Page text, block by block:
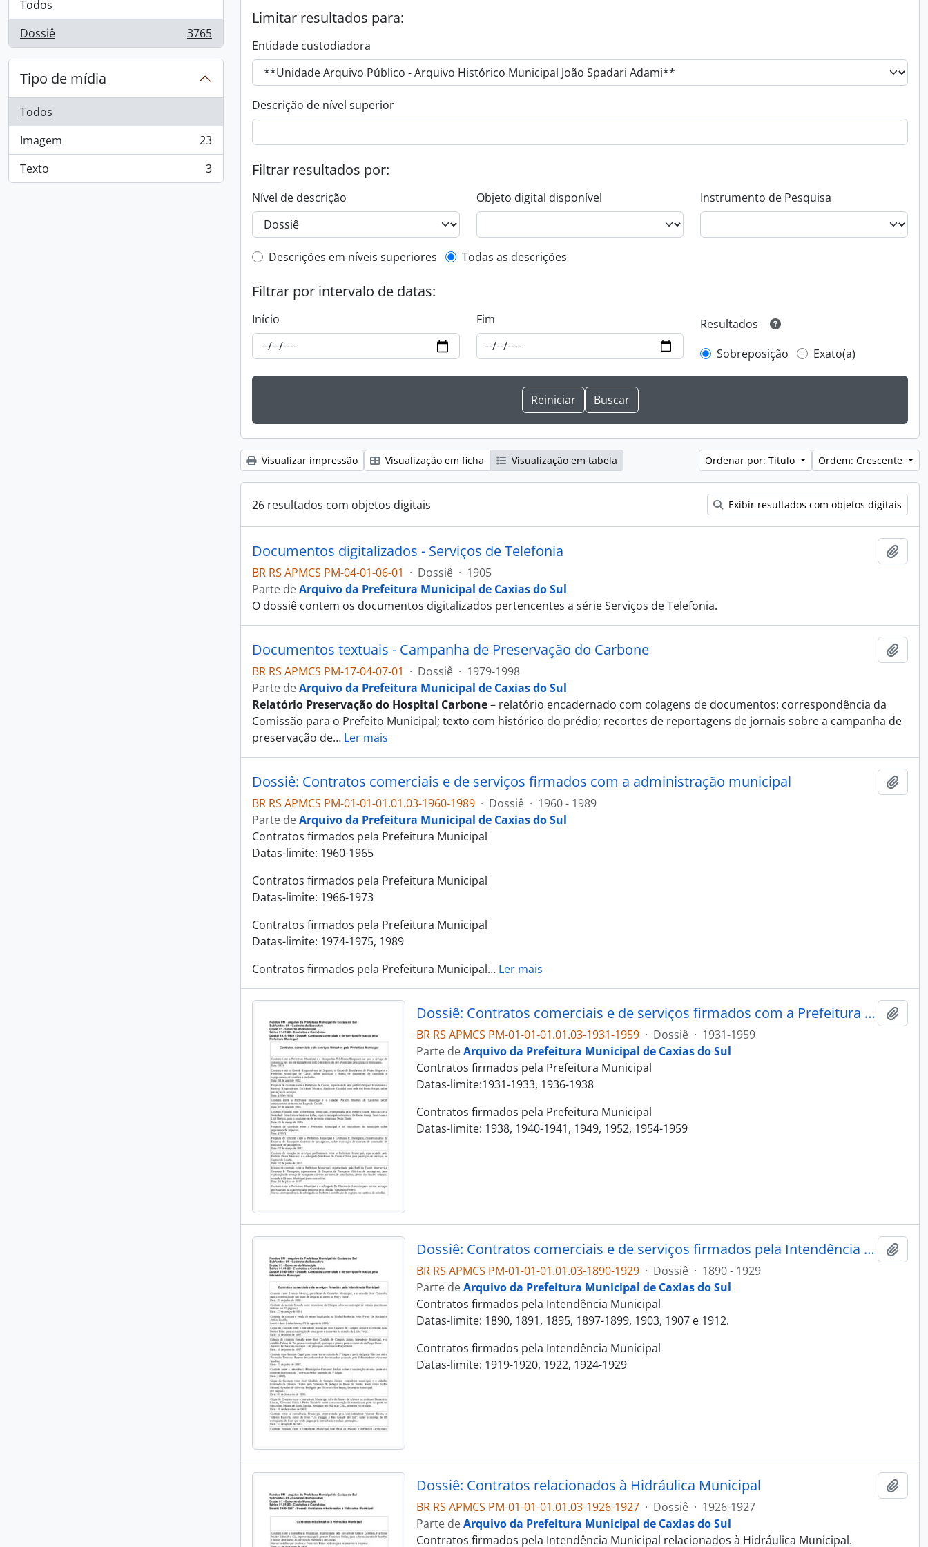
Todos
Dossiê
, 3765 resultados 3765
Tipo de mídia
Todos
Imagem
, 23 resultados
23
Texto
, 3 resultados 3
Limitar resultados para:
Entidade custodiadora
Descrição de nível superior
Filtrar resultados por:
Nível de descrição Objeto digital disponível Instrumento de Pesquisa
Filtro de descrição de nível superior
Descrições em níveis superiores Todas as descrições
Filtrar por intervalo de datas:
Início Fim
Resultados
Sobreposição
Exato(a)
Visualizar impressão Visualização em ficha Visualização em tabela Ordenar por: Título Ordem: Crescente
26 resultados com objetos digitais Exibir resultados com objetos digitais
Documentos digitalizados - Serviços de Telefonia
BR RS APMCS PM-04-01-06-01 · Dossiê · 1905
Parte deArquivo da Prefeitura Municipal de Caxias do Sul
O dossiê contem os documentos digitalizados pertencentes a série Serviços de Telefonia.
Documentos textuais - Campanha de Preservação do Carbone
BR RS APMCS PM-17-04-07-01 · Dossiê · 1979-1998
Parte deArquivo da Prefeitura Municipal de Caxias do Sul
Relatório Preservação do Hospital Carbone– relatório encadernado com colagens de documentos: correspondência da
Comissão para o Prefeito Municipal; texto com histórico do prédio; recortes de reportagens de jornais sobre a campanha de
preservação de… Ler mais
Dossiê: Contratos comerciais e de serviços firmados com a administração municipal
BR RS APMCS PM-01-01-01.01.03-1960-1989 · Dossiê · 1960 - 1989
Parte deArquivo da Prefeitura Municipal de Caxias do Sul
Contratos firmados pela Prefeitura Municipal
Datas-limite: 1960-1965
Contratos firmados pela Prefeitura Municipal
Datas-limite: 1966-1973
Contratos firmados pela Prefeitura Municipal
Datas-limite: 1974-1975, 1989
Contratos firmados pela Prefeitura Municipal… Ler mais
Dossiê: Contratos comerciais e de serviços firmados com a Prefeitura Municipal
BR RS APMCS PM-01-01-01.01.03-1931-1959 · Dossiê · 1931-1959
Parte deArquivo da Prefeitura Municipal de Caxias do Sul
Contratos firmados pela Prefeitura Municipal
Datas-limite:1931-1933, 1936-1938
Contratos firmados pela Prefeitura Municipal
Datas-limite: 1938, 1940-1941, 1949, 1952, 1954-1959
Dossiê: Contratos comerciais e de serviços firmados pela Intendência Municipal
BR RS APMCS PM-01-01-01.01.03-1890-1929 · Dossiê · 1890 - 1929
Parte deArquivo da Prefeitura Municipal de Caxias do Sul
Contratos firmados pela Intendência Municipal
Datas-limite: 1890, 1891, 1895, 1897-1899, 1903, 1907 e 1912.
Contratos firmados pela Intendência Municipal
Datas-limite: 1919-1920, 1922, 1924-1929
Dossiê: Contratos relacionados à Hidráulica Municipal
BR RS APMCS PM-01-01-01.01.03-1926-1927 · Dossiê · 1926-1927
Parte deArquivo da Prefeitura Municipal de Caxias do Sul
Contratos firmados pela Intendência Municipal relacionados à Hidráulica Municipal.